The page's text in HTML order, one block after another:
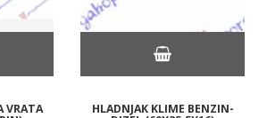
VRATA HLADNJAK KLIME BENZIN-